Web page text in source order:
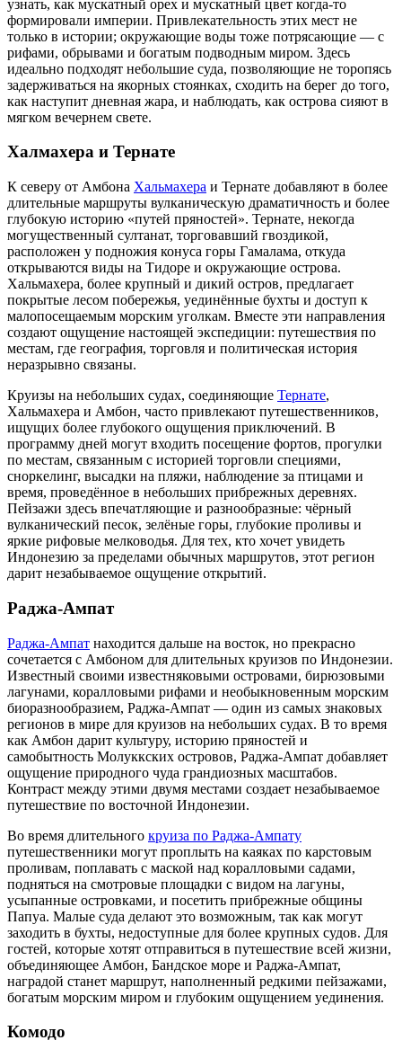
узнать, как мускатный орех и мускатный цвет когда-то
формировали империи. Привлекательность этих мест не
только в истории; окружающие воды тоже потрясающие — с
рифами, обрывами и богатым подводным миром. Здесь
идеально подходят небольшие суда, позволяющие не торопясь
задерживаться на якорных стоянках, сходить на берег до того,
как наступит дневная жара, и наблюдать, как острова сияют в
мягком вечернем свете.
Халмахера и Тернате
К северу от Амбона Хальмахера и Тернате добавляют в более
длительные маршруты вулканическую драматичность и более
глубокую историю «путей пряностей». Тернате, некогда
могущественный султанат, торговавший гвоздикой,
расположен у подножия конуса горы Гамалама, откуда
открываются виды на Тидоре и окружающие острова.
Хальмахера, более крупный и дикий остров, предлагает
покрытые лесом побережья, уединённые бухты и доступ к
малопосещаемым морским уголкам. Вместе эти направления
создают ощущение настоящей экспедиции: путешествия по
местам, где география, торговля и политическая история
неразрывно связаны.
Круизы на небольших судах, соединяющие Тернате,
Хальмахера и Амбон, часто привлекают путешественников,
ищущих более глубокого ощущения приключений. В
программу дней могут входить посещение фортов, прогулки
по местам, связанным с историей торговли специями,
сноркелинг, высадки на пляжи, наблюдение за птицами и
время, проведённое в небольших прибрежных деревнях.
Пейзажи здесь впечатляющие и разнообразные: чёрный
вулканический песок, зелёные горы, глубокие проливы и
яркие рифовые мелководья. Для тех, кто хочет увидеть
Индонезию за пределами обычных маршрутов, этот регион
дарит незабываемое ощущение открытий.
Раджа-Ампат
Раджа-Ампат находится дальше на восток, но прекрасно
сочетается с Амбоном для длительных круизов по Индонезии.
Известный своими известняковыми островами, бирюзовыми
лагунами, коралловыми рифами и необыкновенным морским
биоразнообразием, Раджа-Ампат — один из самых знаковых
регионов в мире для круизов на небольших судах. В то время
как Амбон дарит культуру, историю пряностей и
самобытность Молуккских островов, Раджа-Ампат добавляет
ощущение природного чуда грандиозных масштабов.
Контраст между этими двумя местами создает незабываемое
путешествие по восточной Индонезии.
Во время длительного круиза по Раджа-Ампату
путешественники могут проплыть на каяках по карстовым
проливам, поплавать с маской над коралловыми садами,
подняться на смотровые площадки с видом на лагуны,
усыпанные островками, и посетить прибрежные общины
Папуа. Малые суда делают это возможным, так как могут
заходить в бухты, недоступные для более крупных судов. Для
гостей, которые хотят отправиться в путешествие всей жизни,
объединяющее Амбон, Бандское море и Раджа-Ампат,
наградой станет маршрут, наполненный редкими пейзажами,
богатым морским миром и глубоким ощущением уединения.
Комодо